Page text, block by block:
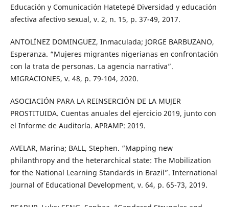
Educación y Comunicación Hatetepé Diversidad y educación
afectiva afectivo sexual, v. 2, n. 15, p. 37-49, 2017.
ANTOLÍNEZ DOMINGUEZ, Inmaculada; JORGE BARBUZANO,
Esperanza. “Mujeres migrantes nigerianas en confrontación
con la trata de personas. La agencia narrativa”.
MIGRACIONES, v. 48, p. 79-104, 2020.
ASOCIACIÓN PARA LA REINSERCIÓN DE LA MUJER
PROSTITUIDA. Cuentas anuales del ejercicio 2019, junto con
el Informe de Auditoría. APRAMP: 2019.
AVELAR, Marina; BALL, Stephen. “Mapping new
philanthropy and the heterarchical state: The Mobilization
for the National Learning Standards in Brazil”. International
Journal of Educational Development, v. 64, p. 65-73, 2019.